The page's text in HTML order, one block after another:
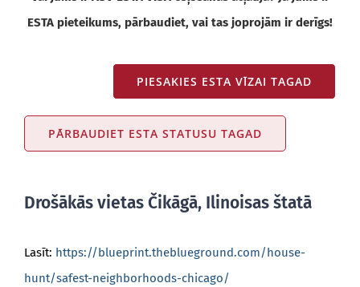
ESTA pieteikums, pārbaudiet, vai tas joprojām ir derīgs!
PIESAKIES ESTA VĪZAI TAGAD
PĀRBAUDIET ESTA STATUSU TAGAD
Drošākās vietas Čikāgā, Ilinoisas štatā
Lasīt: https://blueprint.theblueground.com/house-
hunt/safest-neighborhoods-chicago/